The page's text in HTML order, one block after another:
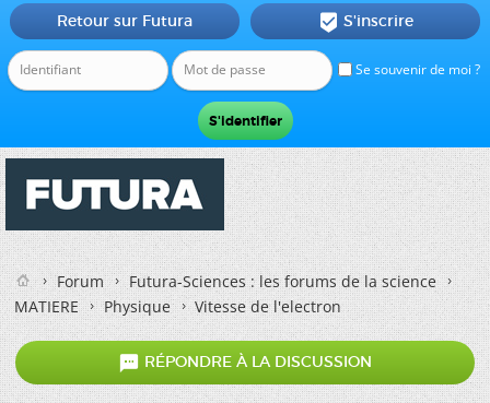
Se souvenir de moi ?
Retour sur Futura  S'inscrire
Forum
Futura-Sciences : les forums de la science
MATIERE
Physique Vitesse de l'electron
 RÉPONDRE À LA DISCUSSION